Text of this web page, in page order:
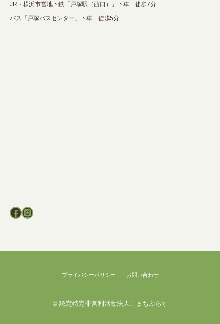
JR・横浜市営地下鉄「戸塚駅（西口）」下車 徒歩7分
バス「戸塚バスセンター」下車 徒歩5分
Facebook
Instagram
プライバシーポリシー お問い合わせ
© 認定特定非営利活動法人こまちぷらす